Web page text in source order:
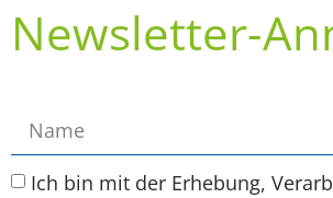
Newsletter-
Ich bin mit der Erhebung,